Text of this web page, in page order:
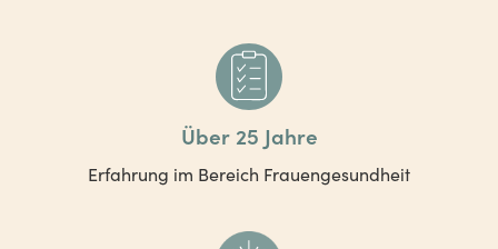
Über 25 Jahre
Erfahrung im Bereich Frauengesundheit